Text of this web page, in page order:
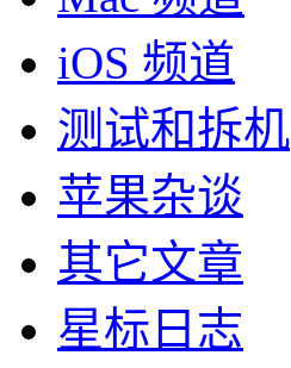
iOS 频道
测试和拆机
苹果杂谈
其它文章
星标日志